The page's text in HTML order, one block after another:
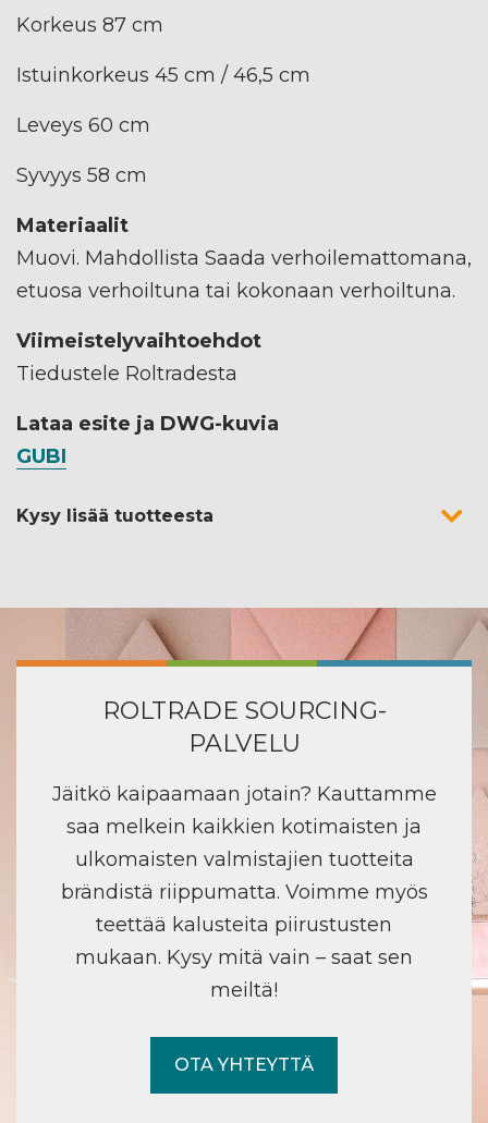
Korkeus 87 cm
Istuinkorkeus 45 cm / 46,5 cm
Leveys 60 cm
Syvyys 58 cm
Materiaalit
Muovi. Mahdollista Saada verhoilemattomana,
etuosa verhoiltuna tai kokonaan verhoiltuna.
Viimeistelyvaihtoehdot
Tiedustele Roltradesta
Lataa esite ja DWG-kuvia
GUBI
Kysy lisää tuotteesta
ROLTRADE SOURCING-
PALVELU
Jäitkö kaipaamaan jotain? Kauttamme
saa melkein kaikkien kotimaisten ja
ulkomaisten valmistajien tuotteita
brändistä riippumatta. Voimme myös
teettää kalusteita piirustusten
mukaan. Kysy mitä vain – saat sen
meiltä!
OTA YHTEYTTÄ